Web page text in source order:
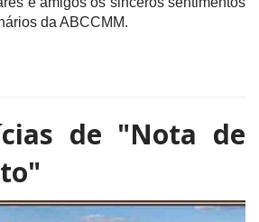
da ABCCMM.
de "Nota de